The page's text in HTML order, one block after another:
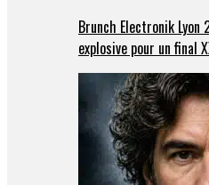
Brunch Electronik
explosive pour un final